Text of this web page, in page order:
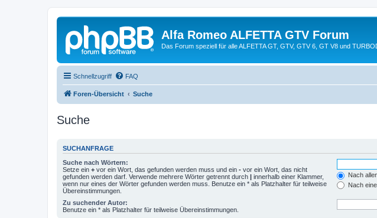
Alfa Romeo ALFETTA GTV Forum
Das Forum speziell für alle ALFETTA GT, GTV, GTV 6, GT V8 und
Schnellzugriff FAQ
Foren-Übersicht Suche
Suche
SUCHANFRAGE
Suche nach Wörtern:
Setze ein + vor ein Wort, das gefunden werden muss und ein - vor ein Wort, das nicht
gefunden werden darf. Verwende mehrere Wörter getrennt durch | innerhalb einer Klammer,
wenn nur eines der Wörter gefunden werden muss. Benutze ein * als Platzhalter für teilweise
Übereinstimmungen.
Nach
Nach
Zu suchender Autor:
Benutze ein * als Platzhalter für teilweise Übereinstimmungen.